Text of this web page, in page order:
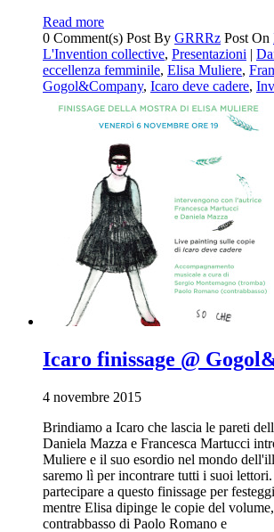
Read more
0 Comment(s) Post By GRRRz Post On
L'Invention collective, Presentazioni |
eccellenza femminile, Elisa Muliere,
Gogol&Company, Icaro deve cadere,
Icaro finissage @
4 novembre 2015
Brindiamo a Icaro che lascia le pareti
Daniela Mazza e Francesca Martucci
Muliere e il suo esordio nel mondo
saremo lì per incontrare tutti i suoi
partecipare a questo finissage per
mentre Elisa dipinge le copie del
contrabbasso di Paolo Romano e